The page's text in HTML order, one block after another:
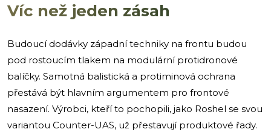
Víc než jeden zásah
Budoucí dodávky západní techniky na frontu budou
pod rostoucím tlakem na modulární protidronové
balíčky. Samotná balistická a protiminová ochrana
přestává být hlavním argumentem pro frontové
nasazení. Výrobci, kteří to pochopili, jako Roshel se svou
variantou Counter-UAS, už přestavují produktové řady.